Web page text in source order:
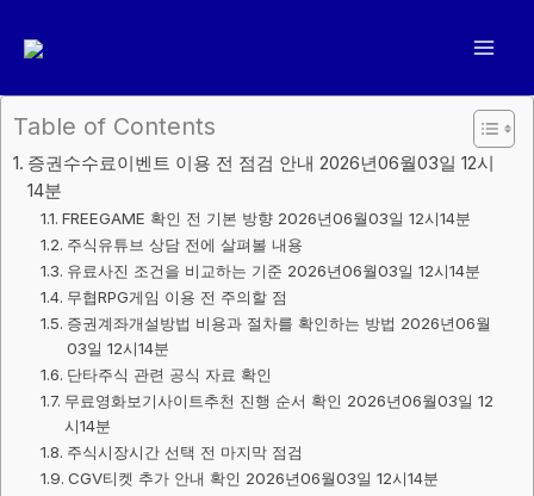
너
Table of Contents
증권수수료이벤트 이용 전 점검 안내 2026년06월03일 12시
14분
FREEGAME 확인 전 기본 방향 2026년06월03일 12시14분
주식유튜브 상담 전에 살펴볼 내용
유료사진 조건을 비교하는 기준 2026년06월03일 12시14분
무협RPG게임 이용 전 주의할 점
증권계좌개설방법 비용과 절차를 확인하는 방법 2026년06월
03일 12시14분
단타주식 관련 공식 자료 확인
무료영화보기사이트추천 진행 순서 확인 2026년06월03일 12
시14분
주식시장시간 선택 전 마지막 점검
CGV티켓 추가 안내 확인 2026년06월03일 12시14분